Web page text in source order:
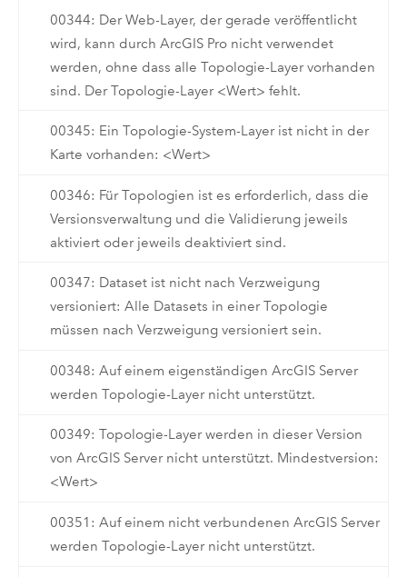
00344: Der Web-Layer, der gerade veröffentlicht
wird, kann durch ArcGIS Pro nicht verwendet
werden, ohne dass alle Topologie-Layer vorhanden
sind. Der Topologie-Layer <Wert> fehlt.
00345: Ein Topologie-System-Layer ist nicht in der
Karte vorhanden: <Wert>
00346: Für Topologien ist es erforderlich, dass die
Versionsverwaltung und die Validierung jeweils
aktiviert oder jeweils deaktiviert sind.
00347: Dataset ist nicht nach Verzweigung
versioniert: Alle Datasets in einer Topologie
müssen nach Verzweigung versioniert sein.
00348: Auf einem eigenständigen ArcGIS Server
werden Topologie-Layer nicht unterstützt.
00349: Topologie-Layer werden in dieser Version
von ArcGIS Server nicht unterstützt. Mindestversion:
<Wert>
00351: Auf einem nicht verbundenen ArcGIS Server
werden Topologie-Layer nicht unterstützt.